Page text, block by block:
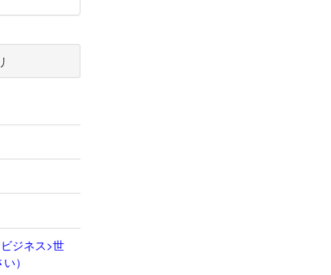
ジネス>世
）